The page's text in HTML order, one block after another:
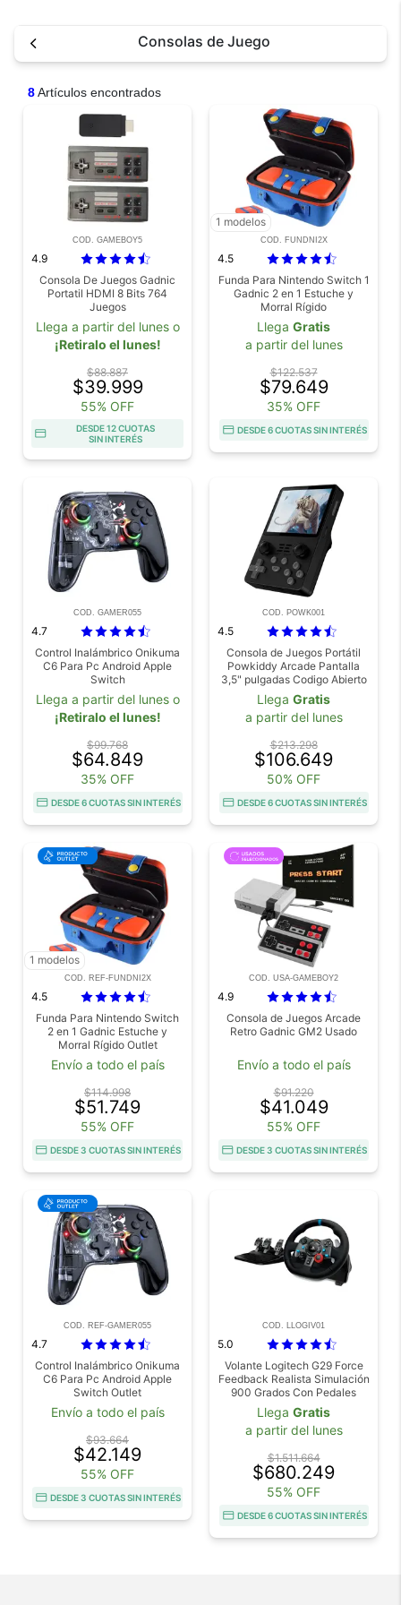
Consolas de Juego
8Artículos encontrados
COD. GAMEBOY5
4.9
Consola De Juegos Gadnic
Portatil HDMI 8 Bits 764
Juegos
Llega a partir del lunes o
¡Retiralo el lunes!
$88.887
$39.999
55% OFF
DESDE 12 CUOTAS
SIN INTERÉS
1 modelos
COD. FUNDNI2X
4.5
Funda Para Nintendo Switch 1
Gadnic 2 en 1 Estuche y
Morral Rígido
Llega Gratis
a partir del lunes
$122.537
$79.649
35% OFF
DESDE 6 CUOTAS SIN INTERÉS
COD. GAMER055
4.7
Control Inalámbrico Onikuma
C6 Para Pc Android Apple
Switch
Llega a partir del lunes o
¡Retiralo el lunes!
$99.768
$64.849
35% OFF
DESDE 6 CUOTAS SIN INTERÉS
COD. POWK001
4.5
Consola de Juegos Portátil
Powkiddy Arcade Pantalla
3,5" pulgadas Codigo Abierto
Llega Gratis
a partir del lunes
$213.298
$106.649
50% OFF
DESDE 6 CUOTAS SIN INTERÉS
1 modelos
COD. REF-FUNDNI2X
4.5
Funda Para Nintendo Switch
2 en 1 Gadnic Estuche y
Morral Rígido Outlet
Envío a todo el país
$114.998
$51.749
55% OFF
DESDE 3 CUOTAS SIN INTERÉS
COD. USA-GAMEBOY2
4.9
Consola de Juegos Arcade
Retro Gadnic GM2 Usado
Envío a todo el país
$91.220
$41.049
55% OFF
DESDE 3 CUOTAS SIN INTERÉS
COD. REF-GAMER055
4.7
Control Inalámbrico Onikuma
C6 Para Pc Android Apple
Switch Outlet
Envío a todo el país
$93.664
$42.149
55% OFF
DESDE 3 CUOTAS SIN INTERÉS
COD. LLOGIV01
5.0
Volante Logitech G29 Force
Feedback Realista Simulación
900 Grados Con Pedales
Incluidos
Llega Gratis
a partir del lunes
$1.511.664
$680.249
55% OFF
DESDE 6 CUOTAS SIN INTERÉS